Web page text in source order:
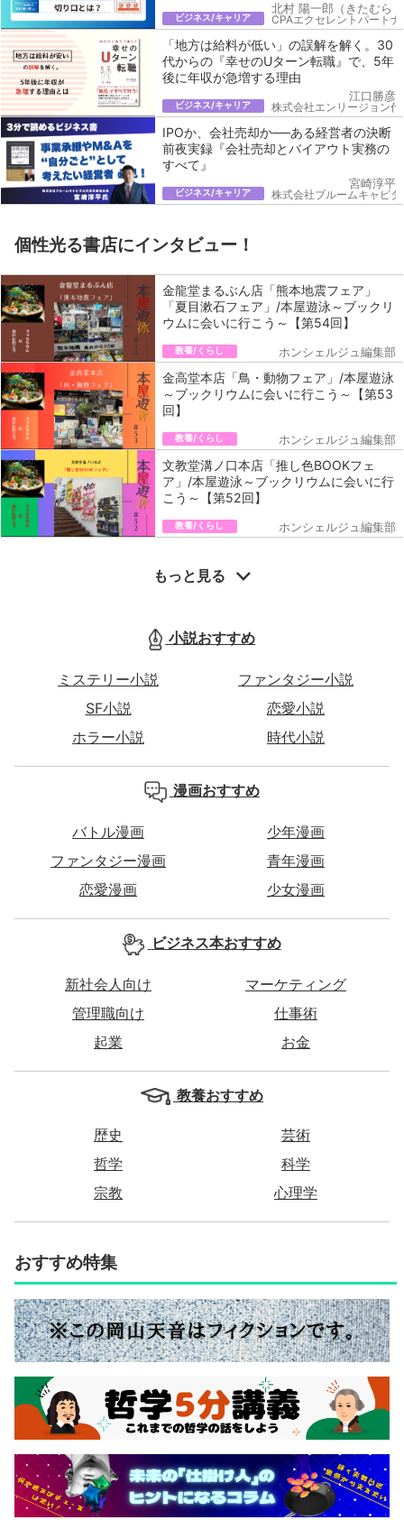
ビジネス/キャリア
北村 陽一郎（きたむら
CPAエクセレントパート
「地方は給料が低い」の誤解を解く。30
代からの『幸せのUターン転職』で、5年
後に年収が急増する理由
ビジネス/キャリア
江口勝彦
株式会社エンリージョン代
IPOか、会社売却か──ある経営者の決断
前夜実録『会社売却とバイアウト実務の
すべて』
ビジネス/キャリア
宮崎淳平
株式会社ブルームキャピ
個性光る書店にインタビュー！
金龍堂まるぶん店「熊本地震フェア」
「夏目漱石フェア」/本屋遊泳～ブックリ
ウムに会いに行こう～【第54回】
教養/くらし ホンシェルジュ編集部
金高堂本店「鳥・動物フェア」/本屋遊泳
～ブックリウムに会いに行こう～【第53
回】
教養/くらし ホンシェルジュ編集部
文教堂溝ノ口本店「推し色BOOKフェ
ア」/本屋遊泳～ブックリウムに会いに行
こう～【第52回】
教養/くらし ホンシェルジュ編集部
もっと見る
小説おすすめ
ミステリー小説
ファンタジー小説
SF小説
恋愛小説
ホラー小説
時代小説
漫画おすすめ
バトル漫画
少年漫画
ファンタジー漫画
青年漫画
恋愛漫画
少女漫画
ビジネス本おすすめ
新社会人向け
マーケティング
管理職向け
仕事術
起業
お金
教養おすすめ
歴史
芸術
哲学
科学
宗教
心理学
おすすめ特集